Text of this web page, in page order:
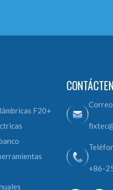
F20+
+86-